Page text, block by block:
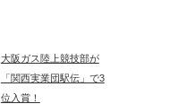
大阪ガス陸上競技部が
「関西実業団駅伝」で3
位入賞！